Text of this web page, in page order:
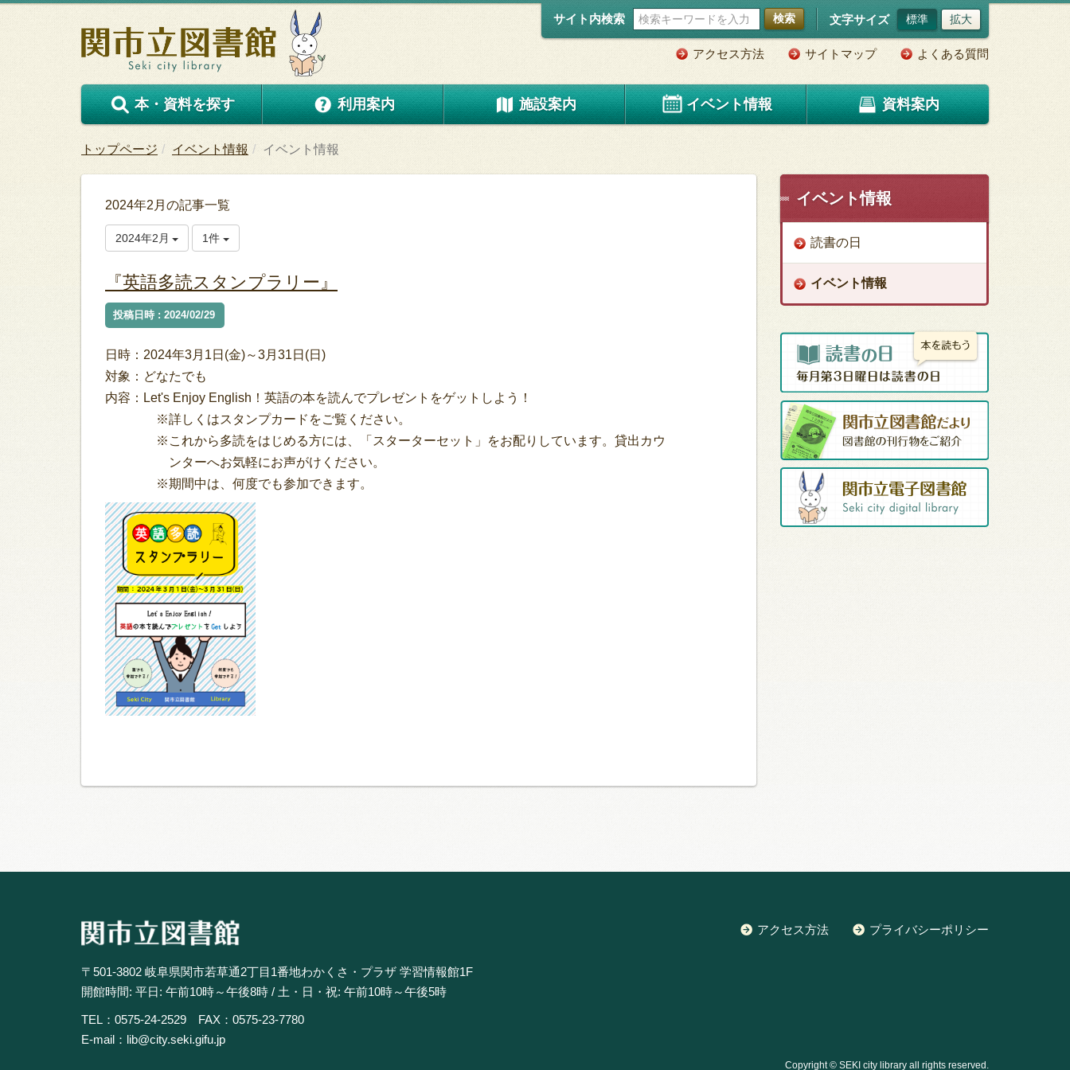
サイト内検索 検索 文字サイズ 標準 拡大
アクセス方法 サイトマップ よくある質問
本・資料を探す 利用案内 施設案内 イベント情報 資料案内
トップページ イベント情報 イベント情報
2024年2月の記事一覧
2024年2月 1件
『英語多読スタンプラリー』
投稿日時 : 2024/02/29
日時：2024年3月1日(金)～3月31日(日)
対象：どなたでも
内容：Let's Enjoy English！英語の本を読んでプレゼントをゲットしよう！
※詳しくはスタンプカードをご覧ください。
※これから多読をはじめる方には、「スターターセット」をお配りしています。貸出カウ
ンターへお気軽にお声がけください。
※期間中は、何度でも参加できます。
イベント情報
読書の日
イベント情報
〒501-3802 岐阜県関市若草通2丁目1番地わかくさ・プラザ 学習情報館1F
開館時間: 平日: 午前10時～午後8時 / 土・日・祝: 午前10時～午後5時
TEL：0575-24-2529 FAX：0575-23-7780
E-mail：lib@city.seki.gifu.jp
アクセス方法 プライバシーポリシー
Copyright © SEKI city library all rights reserved.